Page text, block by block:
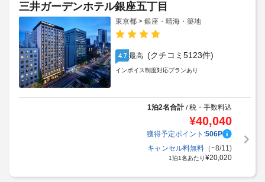
三井ガーデンホテル銀座五丁目
東京都 > 銀座・晴海・築地
4.7 最高 (クチコミ5123件)
インボイス制度対応プランあり
1泊2名合計/税・手数料込
¥40,040
獲得予定ポイント:506P
キャンセル料無料（~8/11)
1泊1名あたり¥20,020